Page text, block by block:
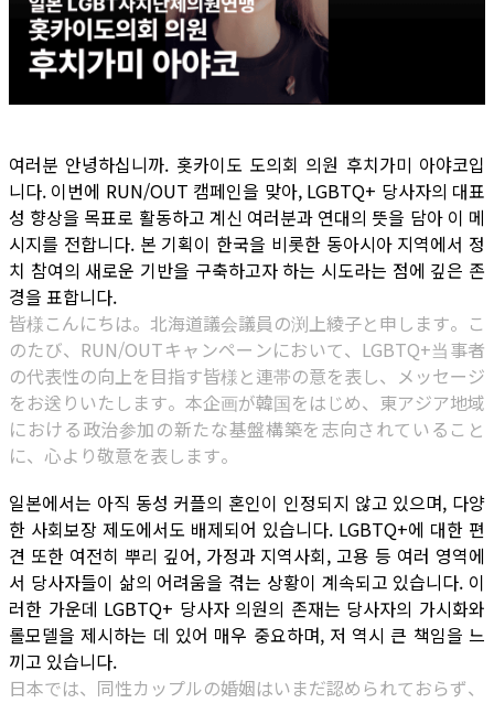
여러분 안녕하십니까. 홋카이도 도의회 의원 후치가미 아야코입
니다. 이번에 RUN/OUT 캠페인을 맞아, LGBTQ+ 당사자의 대표
성 향상을 목표로 활동하고 계신 여러분과 연대의 뜻을 담아 이 메
시지를 전합니다. 본 기획이 한국을 비롯한 동아시아 지역에서 정
치 참여의 새로운 기반을 구축하고자 하는 시도라는 점에 깊은 존
경을 표합니다.
皆様こんにちは。北海道議会議員の渕上綾子と申します。こ
のたび、RUN/OUTキャンペーンにおいて、LGBTQ+当事者
の代表性の向上を目指す皆様と連帯の意を表し、メッセージ
をお送りいたします。本企画が韓国をはじめ、東アジア地域
における政治参加の新たな基盤構築を志向されていること
に、心より敬意を表します。
일본에서는 아직 동성 커플의 혼인이 인정되지 않고 있으며, 다양
한 사회보장 제도에서도 배제되어 있습니다. LGBTQ+에 대한 편
견 또한 여전히 뿌리 깊어, 가정과 지역사회, 고용 등 여러 영역에
서 당사자들이 삶의 어려움을 겪는 상황이 계속되고 있습니다. 이
러한 가운데 LGBTQ+ 당사자 의원의 존재는 당사자의 가시화와
롤모델을 제시하는 데 있어 매우 중요하며, 저 역시 큰 책임을 느
끼고 있습니다.
日本では、同性カップルの婚姻はいまだ認められておらず、